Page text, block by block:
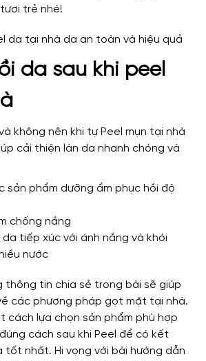
trẻ nhé!
da sau khi peel
không nên khi tự Peel mụn tại nhà
cải thiện làn da nhanh chóng và
sản phẩm dưỡng ẩm phục hồi độ
chống nắng
da tiếp xúc với ánh nắng và khói
nước
thông tin chia sẻ trong bài sẽ giúp
các phương pháp gọt mặt tại nhà.
cách lựa chọn sản phẩm phù hợp
cách sau khi Peel để có kết
tốt nhất. Hi vọng với bài hướng dẫn